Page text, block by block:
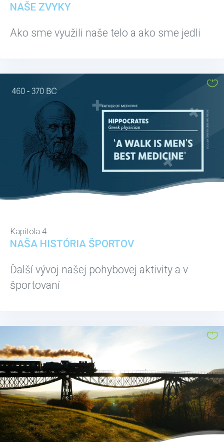
NAŠE ZVYKY
Ako sme využili naše telo a ako sme jedli
Kapitola 4
NAŠA HISTÓRIA ŠPORTOV
Ďalší vývoj našej pohybovej aktivity a v
športovaní